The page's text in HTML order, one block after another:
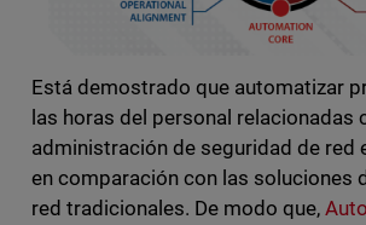
Está demostrado que automatizar
las horas del personal relacionadas
administración de seguridad de red
en comparación con las soluciones
red tradicionales. De modo que,